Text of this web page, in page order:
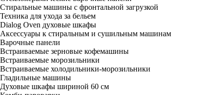
Стиральные машины с фронтальной загрузкой
Техника для ухода за бельем
Dialog Oven духовые шкафы
Аксессуары к стиральным и сушильным машинам
Варочные панели
Встраиваемые зерновые кофемашины
Встраиваемые морозильники
Встраиваемые холодильники-морозильники
Гладильные машины
Духовые шкафы шириной 60 см